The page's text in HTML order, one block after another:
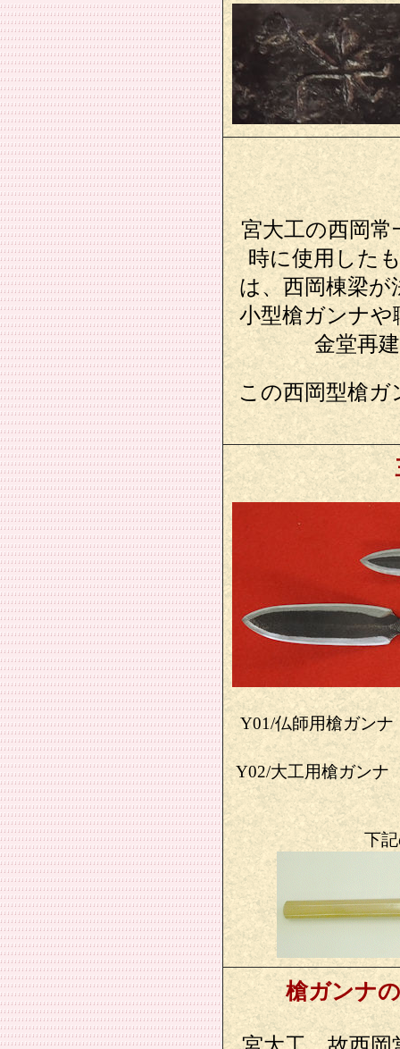
宮大工の西岡常
時に使用した
は、西岡棟梁が
小型槍ガンナや
金堂再
この西岡型槍ガ
Y01/仏師用槍ガン
Y02/大工用槍ガン
下
槍ガンナ